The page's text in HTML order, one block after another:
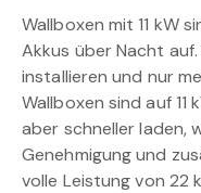
Wallboxen mit 11 kW
Akkus über Nacht
installieren und nur
Wallboxen sind auf 11
aber schneller laden,
Genehmigung und
volle Leistung von 22